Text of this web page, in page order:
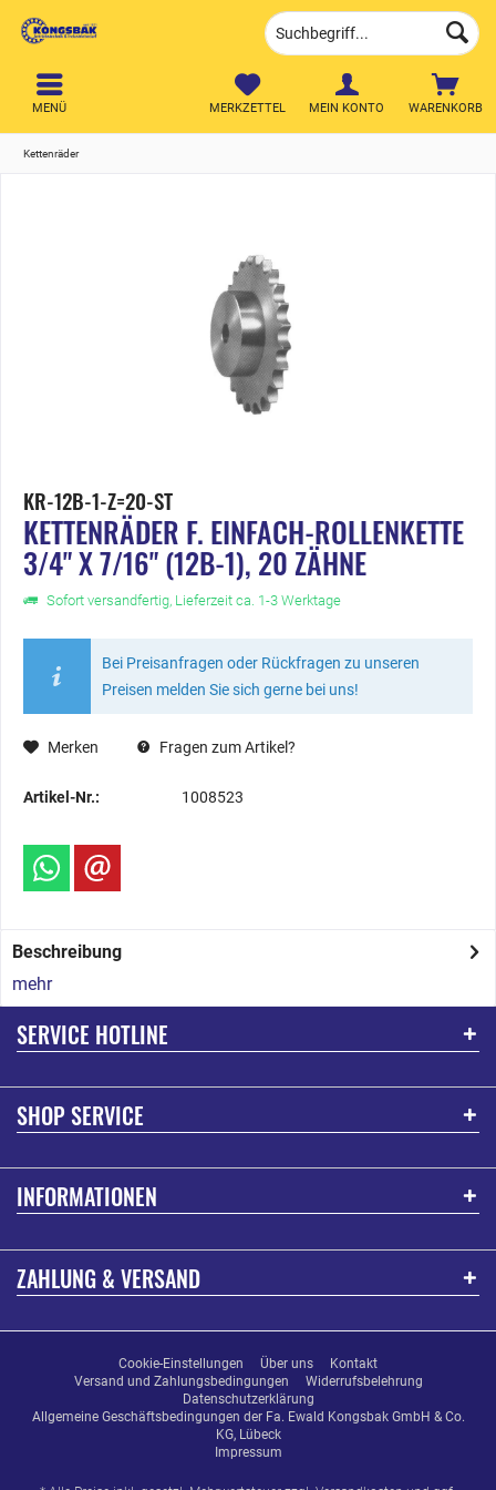
WARENKORB
MERKZETTEL MEIN KONTO
MENÜ
Kettenräder
KR-12B-1-Z=20-ST
KETTENRÄDER F. EINFACH-ROLLENKETTE
3/4" X 7/16" (12B-1), 20 ZÄHNE
Sofort versandfertig, Lieferzeit ca. 1-3 Werktage
Bei Preisanfragen oder Rückfragen zu unseren
Preisen melden Sie sich gerne bei uns!
Merken Fragen zum Artikel?
Artikel-Nr.: 1008523
Beschreibung
mehr
SERVICE HOTLINE
SHOP SERVICE
INFORMATIONEN
ZAHLUNG & VERSAND
Cookie-Einstellungen Über uns
Kontakt
Versand und Zahlungsbedingungen
Widerrufsbelehrung
Datenschutzerklärung
Allgemeine Geschäftsbedingungen der Fa. Ewald Kongsbak GmbH & Co.
KG, Lübeck
Impressum